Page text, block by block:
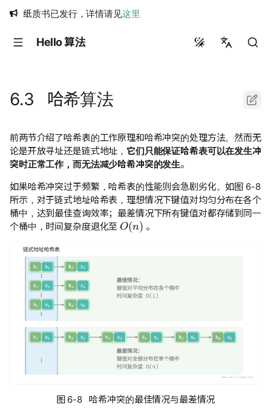
纸质书已发行，详情请见这里
Hello 算法
日本語
Русский
6.3 哈希算法
前两节介绍了哈希表的工作原理和哈希冲突的处理方法。然而无
论是开放寻址还是链式地址， 它们只能保证哈希表可以在发生冲
突时正常工作，而无法减少哈希冲突的发生。
如果哈希冲突过于频繁，哈希表的性能则会急剧劣化。如图 6-8
所示，对于链式地址哈希表，理想情况下键值对均匀分布在各个
桶中，达到最佳查询效率；最差情况下所有键值对都存储到同一
个桶中，时间复杂度退化至
O(n)
。
图 6-8 哈希冲突的最佳情况与最差情况